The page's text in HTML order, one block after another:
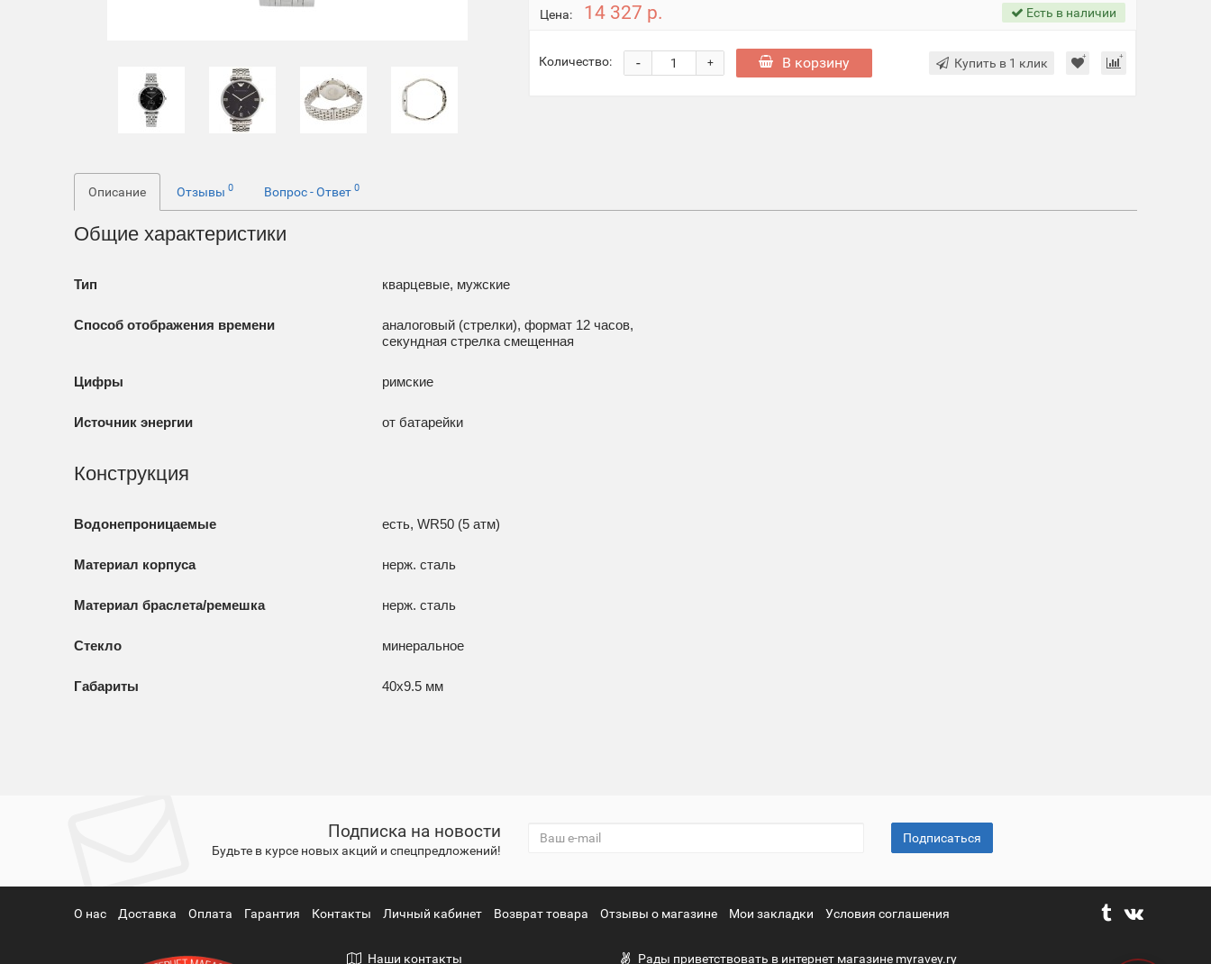
Цена: 14 327 р. Есть в наличии
Количество: +
- В корзину Купить в 1 клик
Описание Отзывы0 Вопрос - Ответ0
Общие характеристики
Тип кварцевые, мужские
Способ отображения времени
аналоговый (стрелки), формат 12 часов,
секундная стрелка смещенная
Цифры римские
Источник энергии от батарейки
Конструкция
Водонепроницаемые есть, WR50 (5 атм)
Материал корпуса нерж. сталь
Материал браслета/ремешка нерж. сталь
Стекло минеральное
Габариты 40x9.5 мм
Подписка на новости
Будьте в курсе новых акций и спецпредложений!
Подписаться
О нас Доставка Оплата Гарантия Контакты Личный кабинет Возврат товара Отзывы о магазине Мои закладки Условия соглашения
Наши контакты Рады приветствовать в интернет магазине myravey.ry